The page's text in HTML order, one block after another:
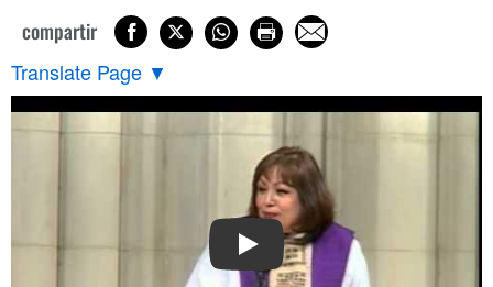
compartir
Translate Page ▼
PLAY